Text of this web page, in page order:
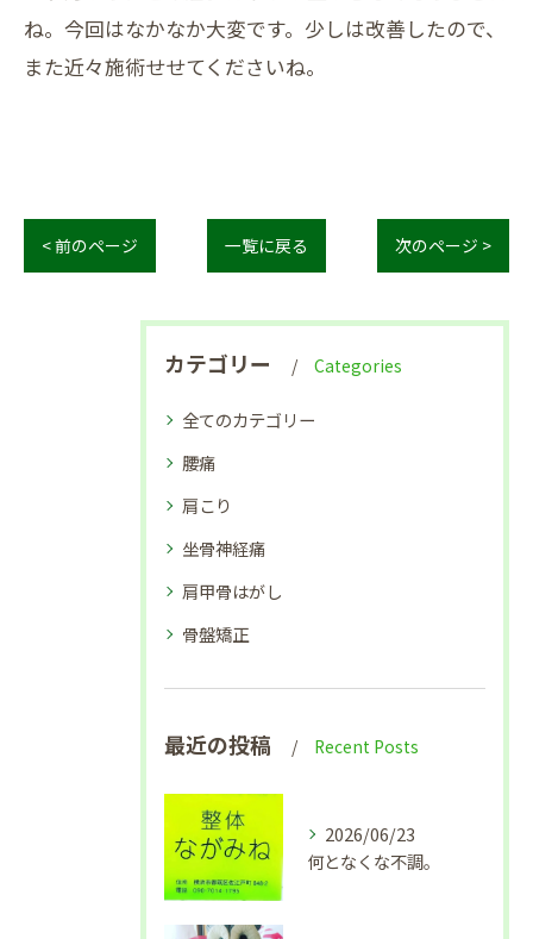
ね。今回はなかなか大変です。少しは改善したので、
また近々施術せせてくださいね。
< 前のページ 一覧に戻る 次のページ >
カテゴリー Categories
全てのカテゴリー
腰痛
肩こり
坐骨神経痛
肩甲骨はがし
骨盤矯正
最近の投稿 Recent Posts
2026/06/23
何となくな不調。